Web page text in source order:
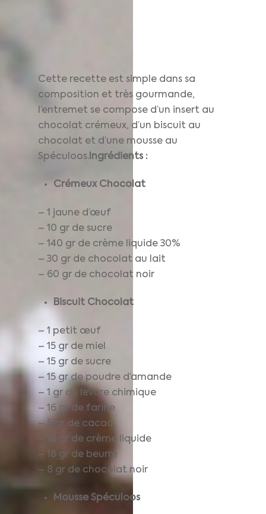
Cette recette est simple dans sa
composition et très gourmande,
l’entremet se compose d’un insert au
chocolat crémeux, d’un biscuit au
chocolat et d’une mousse au
Spéculoos. Ingrédients :
Crémeux Chocolat
– 1 jaune d’œuf
– 10 gr de sucre
– 140 gr de crème liquide 30%
– 30 gr de chocolat au lait
– 60 gr de chocolat noir
Biscuit Chocolat
– 1 petit œuf
– 15 gr de miel
– 15 gr de sucre
– 15 gr de poudre d’amande
– 1 gr de levure chimique
– 16 gr de farine
– 5 gr de cacao
– 16 gr de crème liquide
– 18 gr de beurre
– 8 gr de chocolat noir
Mousse Spéculoos